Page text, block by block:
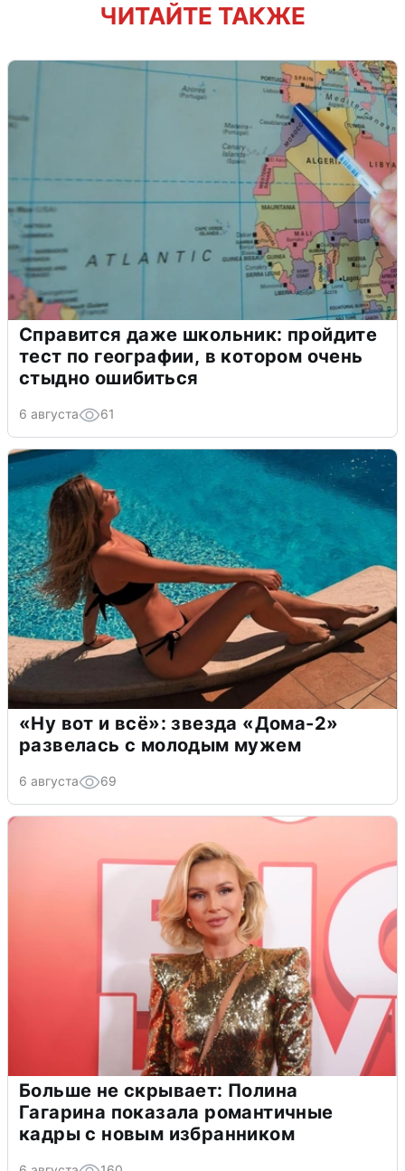
ЧИТАЙТЕ ТАКЖЕ
Справится даже школьник: пройдите
тест по географии, в котором очень
стыдно ошибиться
6 августа 61
«Ну вот и всё»: звезда «Дома-2»
развелась с молодым мужем
6 августа 69
Больше не скрывает: Полина
Гагарина показала романтичные
кадры с новым избранником